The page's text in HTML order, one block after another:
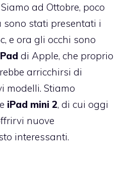
ad Ottobre, poco
sono stati presentati i
e ora gli occhi sono
di Apple, che proprio
arricchirsi di
modelli. Stiamo
e iPad mini 2, di cui oggi
nuove
interessanti.